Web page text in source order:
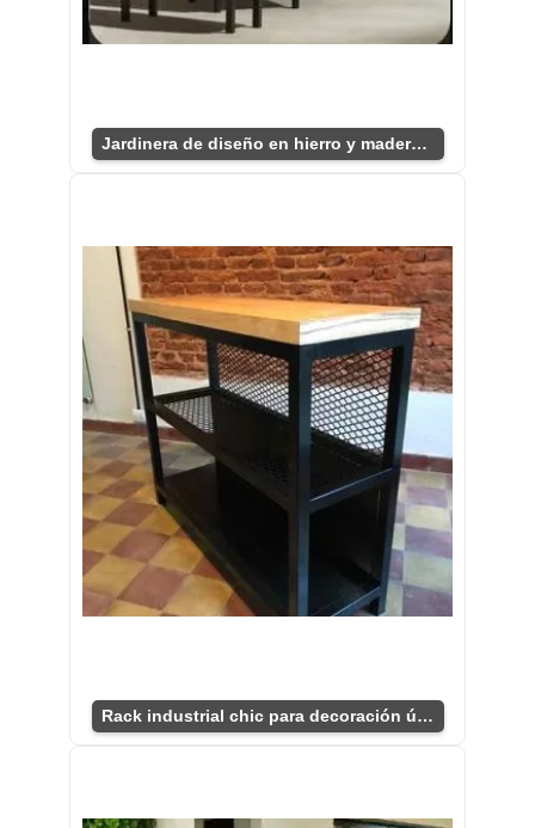
Jardinera de diseño en hierro y madera – Innovadora
Rack industrial chic para decoración única